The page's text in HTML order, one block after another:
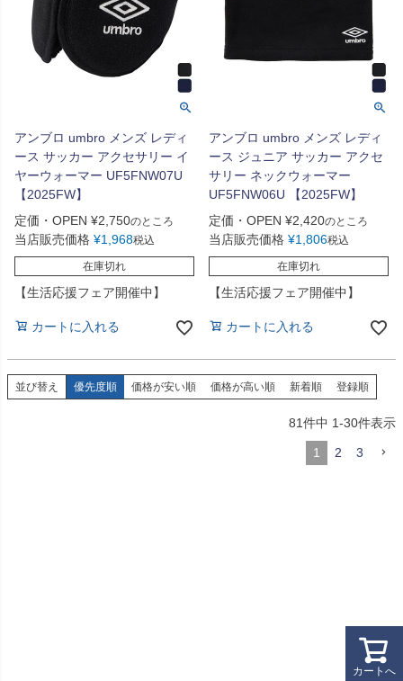
アンブロ umbro メンズ レディ
ース サッカー アクセサリー イ
ヤーウォーマー UF5FNW07U
【2025FW】
定価・OPEN ¥2,750のところ
当店販売価格 ¥1,968税込
在庫切れ
【生活応援フェア開催中】
カートに入れる
アンブロ umbro メンズ レディ
ース ジュニア サッカー アクセ
サリー ネックウォーマー
UF5FNW06U 【2025FW】
定価・OPEN ¥2,420のところ
当店販売価格 ¥1,806税込
在庫切れ
【生活応援フェア開催中】
カートに入れる
並び替え 優先度順 価格が安い順 価格が高い順 新着順 登録順
81件中 1-30件表示
1 2 3
カートへ